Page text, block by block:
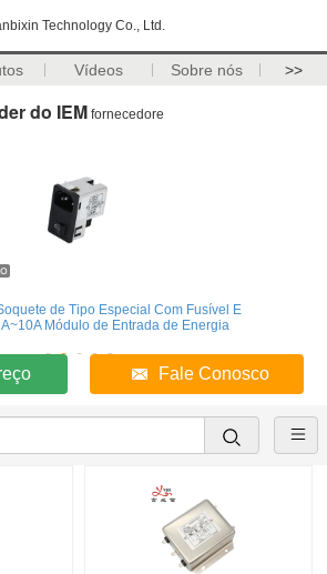
Technology Co., Ltd.
Vídeos Sobre nós >>
do IEM fornecedore
de Tipo Especial Com Fusível E
Módulo de Entrada de Energia
Fale Conosco